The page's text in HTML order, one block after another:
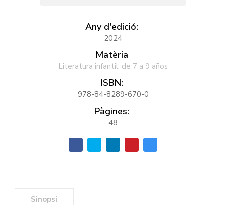
Any d'edició:
2024
Matèria
Literatura infantil: de 7 a 9 años
ISBN:
978-84-8289-670-0
Pàgines:
48
Sinopsi